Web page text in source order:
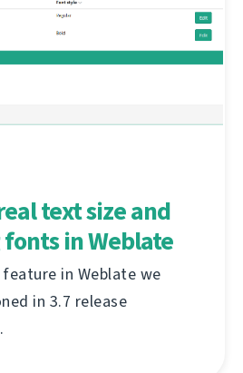
text size and
in Weblate
feature in Weblate we
in 3.7 release